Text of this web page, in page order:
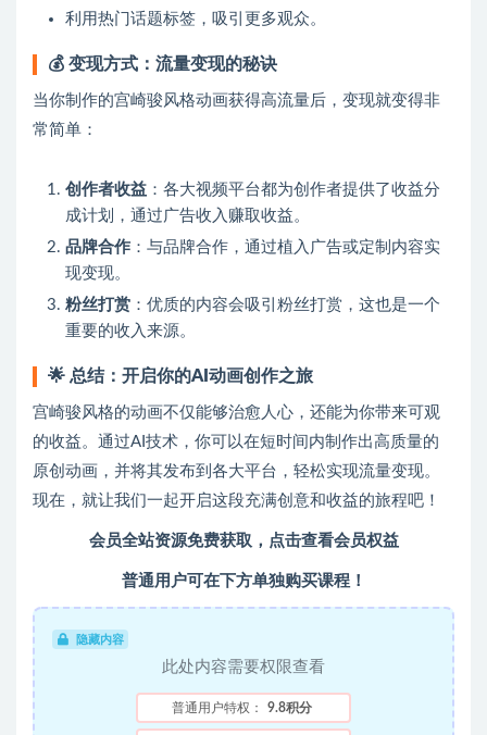
利用热门话题标签，吸引更多观众。
💰 变现方式：流量变现的秘诀
当你制作的宫崎骏风格动画获得高流量后，变现就变得非
常简单：
创作者收益 ：各大视频平台都为创作者提供了收益分
成计划，通过广告收入赚取收益。
品牌合作 ：与品牌合作，通过植入广告或定制内容实
现变现。
粉丝打赏 ：优质的内容会吸引粉丝打赏，这也是一个
重要的收入来源。
🌟 总结：开启你的AI动画创作之旅
宫崎骏风格的动画不仅能够治愈人心，还能为你带来可观
的收益。通过AI技术，你可以在短时间内制作出高质量的
原创动画，并将其发布到各大平台，轻松实现流量变现。
现在，就让我们一起开启这段充满创意和收益的旅程吧！
会员全站资源免费获取，点击查看会员权益
普通用户可在下方单独购买课程！
隐藏内容
此处内容需要权限查看
普通用户特权： 9.8积分